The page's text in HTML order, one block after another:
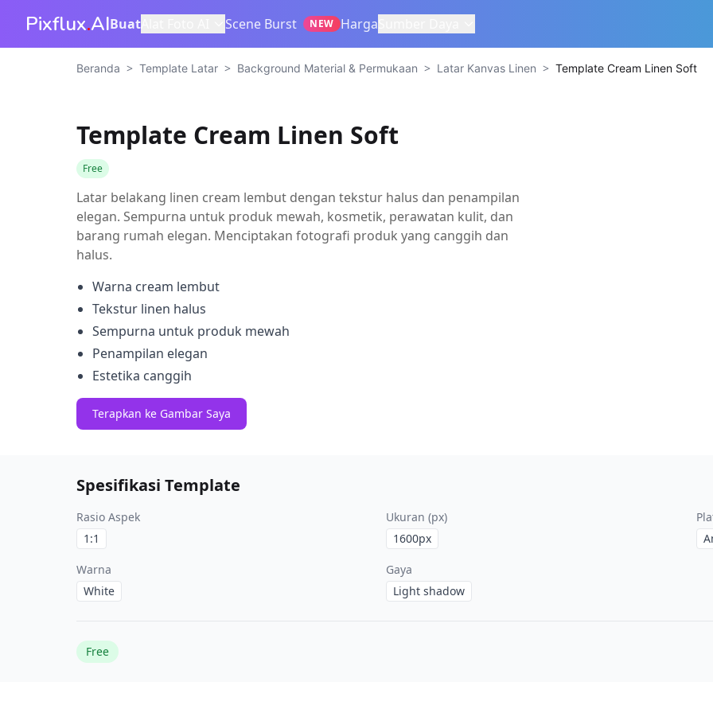
Pixflux.AIBuat Scene Burst NEW Harga
Beranda > Template Latar > Background Material & Permukaan > Latar Kanvas Linen > Template Cream Linen Soft
Template Cream Linen Soft
Free
Latar belakang linen cream lembut dengan tekstur halus dan penampilan
elegan. Sempurna untuk produk mewah, kosmetik, perawatan kulit, dan
barang rumah elegan. Menciptakan fotografi produk yang canggih dan
halus.
Warna cream lembut
Tekstur linen halus
Sempurna untuk produk mewah
Penampilan elegan
Estetika canggih
Terapkan ke Gambar Saya
Spesifikasi Template
Rasio Aspek
1:1
Ukuran (px)
1600px
Warna
White
Gaya
Light shadow
Free